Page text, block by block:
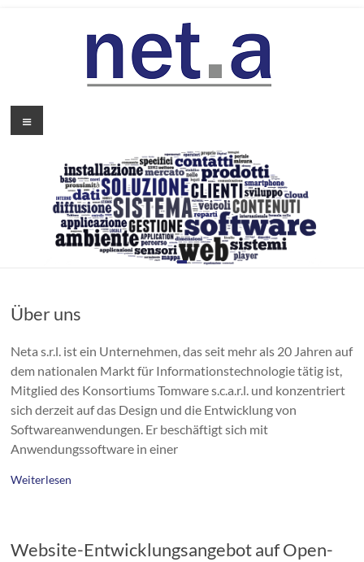
Neta
Menü
Über uns
Neta s.r.l. ist ein Unternehmen, das seit mehr als 20 Jahren auf
dem nationalen Markt für Informationstechnologie tätig ist,
Mitglied des Konsortiums Tomware s.c.a.r.l. und konzentriert
sich derzeit auf das Design und die Entwicklung von
Softwareanwendungen. Er beschäftigt sich mit
Anwendungssoftware in einer
Weiterlesen
Website-Entwicklungsangebot auf Open-